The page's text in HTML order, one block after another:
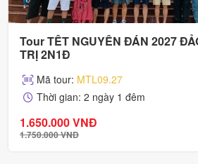
Tour TẾT NGUYÊN ĐÁN 2027
TRỊ 2N1Đ
Mã tour: MTL09.27
Thời gian: 2 ngày 1 đêm
1.650.000 VNĐ
1.750.000 VNĐ